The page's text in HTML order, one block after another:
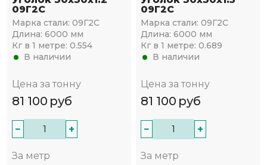
09Г2С
Марка стали: 09Г2С
Длина: 6000 мм
Кг в 1 метре: 0.554
В наличии
Цена за тонну
81 100 руб
− +
За метр
09Г2С
Марка стали: 09Г2С
Длина: 6000 мм
Кг в 1 метре: 0.689
В наличии
Цена за тонну
81 100 руб
− +
За метр